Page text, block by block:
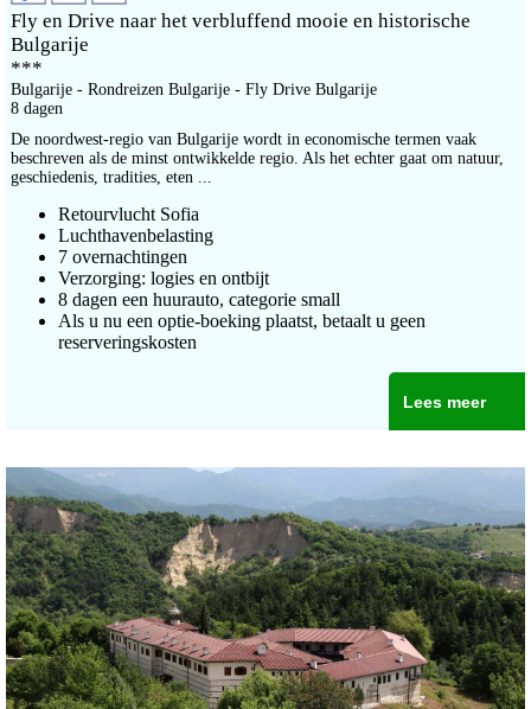
Fly en Drive naar het verbluffend mooie en historische
Bulgarije
***
Bulgarije - Rondreizen Bulgarije - Fly Drive Bulgarije
8 dagen
De noordwest-regio van Bulgarije wordt in economische termen vaak
beschreven als de minst ontwikkelde regio. Als het echter gaat om natuur,
geschiedenis, tradities, eten ...
Retourvlucht Sofia
Luchthavenbelasting
7 overnachtingen
Verzorging: logies en ontbijt
8 dagen een huurauto, categorie small
Als u nu een optie-boeking plaatst, betaalt u geen
reserveringskosten
Lees meer